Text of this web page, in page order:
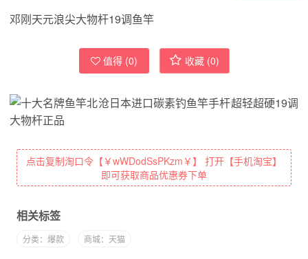
邓刚天元浪尖大物杆19调鱼竿
值得 (0) 收藏 (0)
点击复制淘口令【￥wWDodSsPKzm￥】 打开【手机淘宝】
即可获取商品优惠券下单
相关标签
分类：爆款 商城：天猫